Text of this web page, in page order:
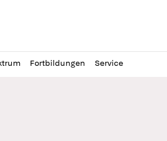
Fortbildungen Service